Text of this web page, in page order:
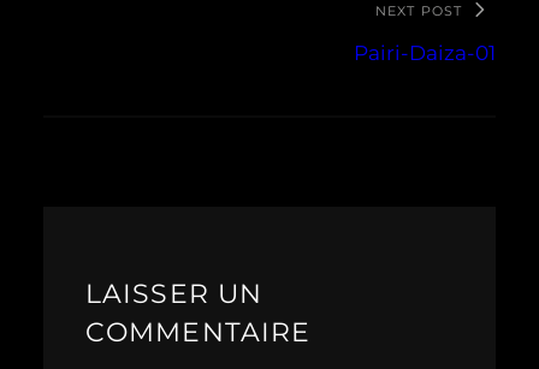
NEXT POST
Pairi-Daiza-01
LAISSER UN
COMMENTAIRE